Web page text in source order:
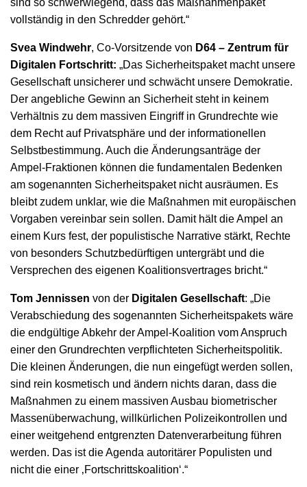
sind so schwerwiegend, dass das Maßnahmenpaket
vollständig in den Schredder gehört.“
Svea Windwehr, Co-Vorsitzende von D64 – Zentrum für
Digitalen Fortschritt: „Das Sicherheitspaket macht unsere
Gesellschaft unsicherer und schwächt unsere Demokratie.
Der angebliche Gewinn an Sicherheit steht in keinem
Verhältnis zu dem massiven Eingriff in Grundrechte wie
dem Recht auf Privatsphäre und der informationellen
Selbstbestimmung. Auch die Änderungsanträge der
Ampel-Fraktionen können die fundamentalen Bedenken
am sogenannten Sicherheitspaket nicht ausräumen. Es
bleibt zudem unklar, wie die Maßnahmen mit europäischen
Vorgaben vereinbar sein sollen. Damit hält die Ampel an
einem Kurs fest, der populistische Narrative stärkt, Rechte
von besonders Schutzbedürftigen untergräbt und die
Versprechen des eigenen Koalitionsvertrages bricht.“
Tom Jennissen von der Digitalen Gesellschaft: „Die
Verabschiedung des sogenannten Sicherheitspakets wäre
die endgültige Abkehr der Ampel-Koalition vom Anspruch
einer den Grundrechten verpflichteten Sicherheitspolitik.
Die kleinen Änderungen, die nun eingefügt werden sollen,
sind rein kosmetisch und ändern nichts daran, dass die
Maßnahmen zu einem massiven Ausbau biometrischer
Massenüberwachung, willkürlichen Polizeikontrollen und
einer weitgehend entgrenzten Datenverarbeitung führen
werden. Das ist die Agenda autoritärer Populisten und
nicht die einer ‚Fortschrittskoalition‘.“